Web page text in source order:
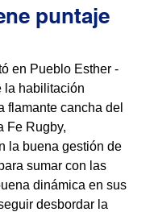
puntaje
en Pueblo Esther -
la habilitación
flamante cancha del
Fe Rugby,
la buena gestión de
sumar con las
dinámica en sus
desbordar la